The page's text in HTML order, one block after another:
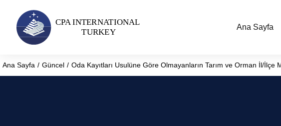
Ana Sayfa
You are here:
Ana Sayfa Güncel Oda Kayıtları Usulüne Göre Olmayanların Tarım ve Orman İl/İlçe